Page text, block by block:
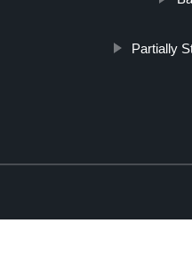
Partially